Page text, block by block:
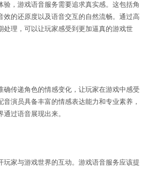
验，游戏语音服务需要追求真实感。这包括角
效的还原度以及语音交互的自然流畅。通过高
处理，可以让玩家感受到更加逼真的游戏世
确传递角色的情感变化，让玩家在游戏中感受
音演员具备丰富的情感表达能力和专业素养，
过语音展现出来。
玩家与游戏世界的互动。游戏语音服务应该提